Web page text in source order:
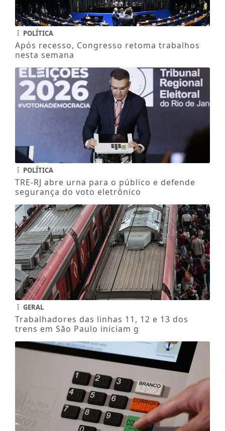
POLÍTICA
Após recesso, Congresso retoma trabalhos
nesta semana
POLÍTICA
TRE-RJ abre urna para o público e defende
segurança do voto eletrônico
GERAL
Trabalhadores das linhas 11, 12 e 13 dos
trens em São Paulo iniciam g